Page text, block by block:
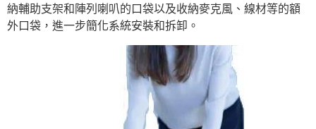
納輔助支架和陣列喇叭的口袋以及收納麥克風、線材等的額
外口袋，進一步簡化系統安裝和拆卸。